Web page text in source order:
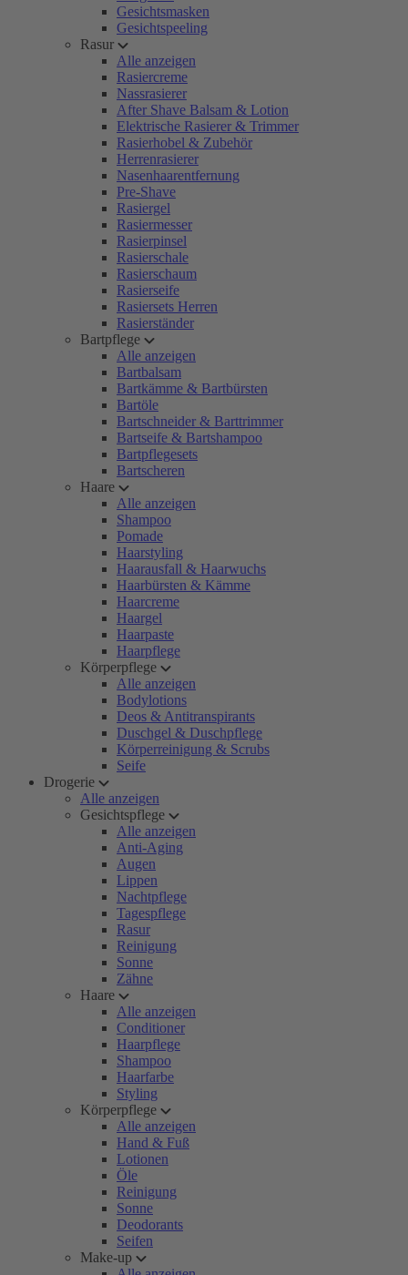
Gesichtsmasken
Gesichtspeeling
Rasur
Alle anzeigen
Rasiercreme
Nassrasierer
After Shave Balsam & Lotion
Elektrische Rasierer & Trimmer
Rasierhobel & Zubehör
Herrenrasierer
Nasenhaarentfernung
Pre-Shave
Rasiergel
Rasiermesser
Rasierpinsel
Rasierschale
Rasierschaum
Rasierseife
Rasiersets Herren
Rasierständer
Bartpflege
Alle anzeigen
Bartbalsam
Bartkämme & Bartbürsten
Bartöle
Bartschneider & Barttrimmer
Bartseife & Bartshampoo
Bartpflegesets
Bartscheren
Haare
Alle anzeigen
Shampoo
Pomade
Haarstyling
Haarausfall & Haarwuchs
Haarbürsten & Kämme
Haarcreme
Haargel
Haarpaste
Haarpflege
Körperpflege
Alle anzeigen
Bodylotions
Deos & Antitranspirants
Duschgel & Duschpflege
Körperreinigung & Scrubs
Seife
Drogerie
Alle anzeigen
Gesichtspflege
Alle anzeigen
Anti-Aging
Augen
Lippen
Nachtpflege
Tagespflege
Rasur
Reinigung
Sonne
Zähne
Haare
Alle anzeigen
Conditioner
Haarpflege
Shampoo
Haarfarbe
Styling
Körperpflege
Alle anzeigen
Hand & Fuß
Lotionen
Öle
Reinigung
Sonne
Deodorants
Seifen
Make-up